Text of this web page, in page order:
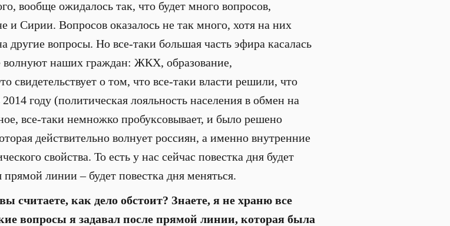
вообще ожидалось так, что будет много вопросов,
Сирии. Вопросов оказалось не так много, хотя на них
другие вопросы. Но все-таки большая часть эфира касалась
наших граждан: ЖКХ, образование,
свидетельствует о том, что все-таки власти решили, что
году (политическая лояльность населения в обмен на
все-таки немножко пробуксовывает, и было решено
действительно волнует россиян, а именно внутренние
свойства. То есть у нас сейчас повестка дня будет
линии – будет повестка дня меняться.
считаете, как дело обстоит? Знаете, я не храню все
вопросы я задавал после прямой линии, которая была